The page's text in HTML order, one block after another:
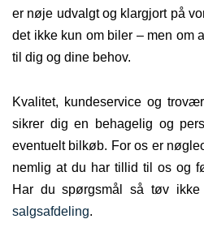
er nøje udvalgt og klargjort på
det ikke kun om biler – men om
til dig og dine behov.
Kvalitet, kundeservice og
sikrer dig en behagelig og
eventuelt bilkøb. For os er
nemlig at du har tillid til os og
Har du spørgsmål så tøv
salgsafdeling.